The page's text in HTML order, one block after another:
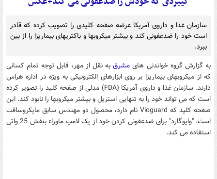
سازمان غذا و داروی آمریکا عرضه صفحه کلیدی را تصویب کرده که قادر
است خود را ضدعفونی کند و بیشتر میکروبها و باکتریهای بیماریزا را از بین
ببرد.
به گزارش گروه خواندنی های مشرقبه نقل از مهر، قابل توجه تمام کسانی
که از میکروبهای بیماریزا بر روی ابزارهای الکترونیکی به ویژه در اداره هراس
دارند. سازمان غذا و داروی آمریکا (FDA) مدلی از صفحه کلید را تصویر کرده
است که می تواند خود را به تنهایی استریل و بیشتر میکروبها را نابود کند. این
صفحه کلید که Vioguard نام دارد، محصول دو مهندس سابق مایکروسافت
است. "وایوگارد" برای ضدعفونی کردن خود از یک لامپ ماوراء بنفش 25 واتی
استفاده می کند.